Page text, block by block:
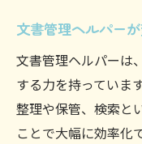
文書管理ヘルパー
文書管理ヘルパーは
する力を持っていま
整理や保管、検索と
ことで大幅に効率化